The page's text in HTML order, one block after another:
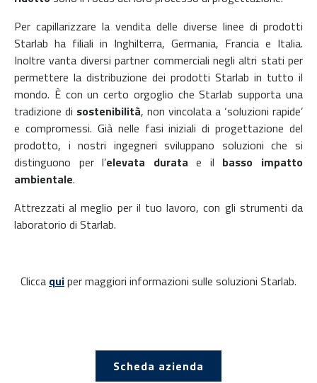
Per capillarizzare la vendita delle diverse linee di prodotti
Starlab ha filiali in Inghilterra, Germania, Francia e Italia.
Inoltre vanta diversi partner commerciali negli altri stati per
permettere la distribuzione dei prodotti Starlab in tutto il
mondo. È con un certo orgoglio che Starlab supporta una
tradizione di sostenibilità, non vincolata a ‘soluzioni rapide’
e compromessi. Già nelle fasi iniziali di progettazione del
prodotto, i nostri ingegneri sviluppano soluzioni che si
distinguono per l’elevata durata e il basso impatto
ambientale.
Attrezzati al meglio per il tuo lavoro, con gli strumenti da
laboratorio di Starlab.
Clicca quiper maggiori informazioni sulle soluzioni Starlab.
Scheda azienda